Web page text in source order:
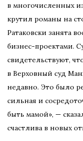
в многочисленных
крутил романы на
Ратаковски занята
бизнес-проектами.
свидетельствуют,
в Верховный суд
недавно. Это было
сильная и
быть мамой», —
счастлива в новых